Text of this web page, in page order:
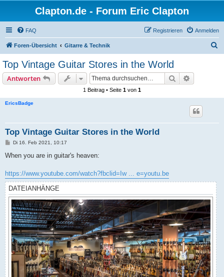
Clapton.de - Forum Eric Clapton
FAQ Anmelden
Registrieren
Foren-Übersicht Gitarre & Technik
Top Vintage Guitar Stores in the World
Antworten Suche
1 Beitrag • Seite 1 von 1
EricsBadge
Top Vintage Guitar Stores in the World
B
i
a
g
Di 16. Feb 2021, 10:17
When you are in guitar's heaven:
https://www.youtube.com/watch?fbclid=Iw ... e=youtu.be
DATEIANHÄNGE